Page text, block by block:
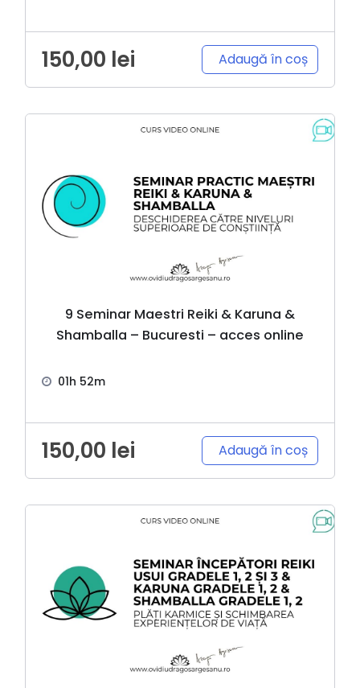
150,00 lei Adaugă în coș
9 Seminar Maestri Reiki & Karuna &
Shamballa – Bucuresti – acces online
01h 52m
150,00 lei Adaugă în coș